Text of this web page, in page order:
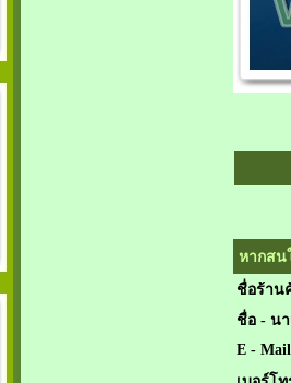
หากสน
ชื่อร้าน
ชื่อ - น
E -